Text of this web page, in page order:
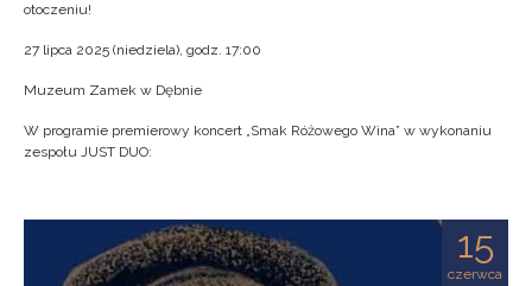
otoczeniu!
27 lipca 2025 (niedziela), godz. 17:00
Muzeum Zamek w Dębnie
W programie premierowy koncert „Smak Różowego Wina” w wykonaniu
zespołu JUST DUO:
15
czerwca